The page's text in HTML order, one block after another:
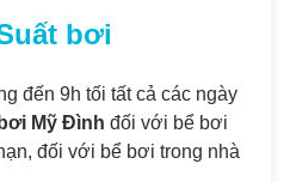
bơi
đến 9h tối tất cả các ngày
Mỹ Đình đối với bể bơi
đối với bể bơi trong nhà